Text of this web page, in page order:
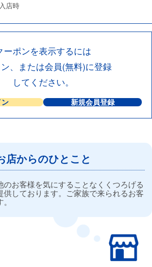
入店時
ーポンを表示するには
、または会員(無料)に登録
してください。
新規会員登録
店からのひとこと
のお客様を気にすることなくくつろげる
供しております。ご家族で来られるお客